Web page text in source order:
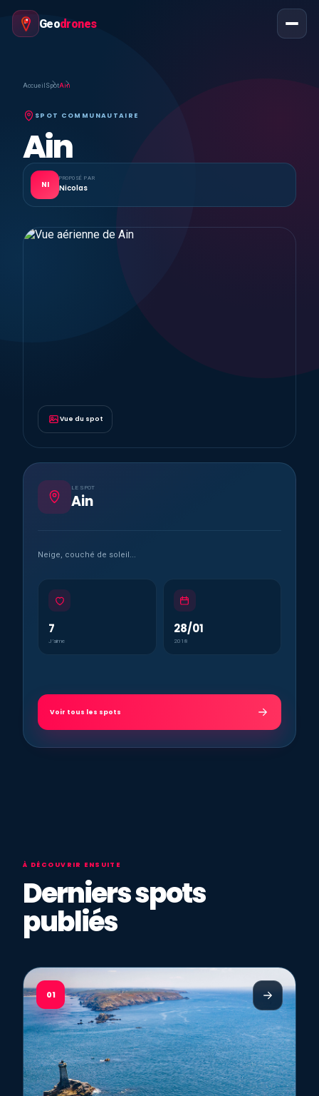
Geodrones
Accueil SpotAin
SPOT COMMUNAUTAIRE
Ain
NI
PROPOSÉ PAR
Nicolas
Vue du spot
LE SPOT
Ain
Neige, couché de soleil...
7
J’aime
28/01
2018
Voir tous les spots
À DÉCOUVRIR ENSUITE
Derniers spots
publiés
01